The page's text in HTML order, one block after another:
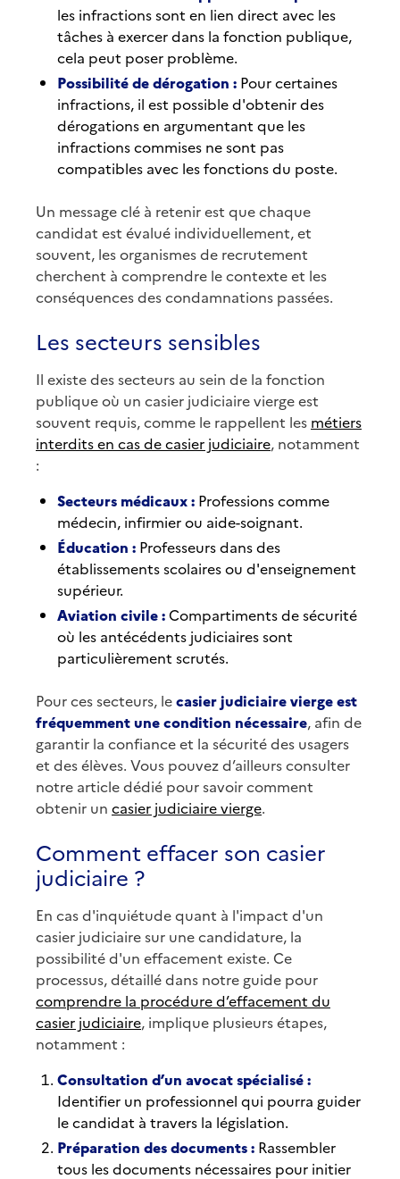
les infractions sont en lien direct avec les
tâches à exercer dans la fonction publique,
cela peut poser problème.
Possibilité de dérogation : Pour certaines
infractions, il est possible d'obtenir des
dérogations en argumentant que les
infractions commises ne sont pas
compatibles avec les fonctions du poste.
Un message clé à retenir est que chaque
candidat est évalué individuellement, et
souvent, les organismes de recrutement
cherchent à comprendre le contexte et les
conséquences des condamnations passées.
Les secteurs sensibles
Il existe des secteurs au sein de la fonction
publique où un casier judiciaire vierge est
souvent requis, comme le rappellent les métiers
interdits en cas de casier judiciaire, notamment
:
Secteurs médicaux : Professions comme
médecin, infirmier ou aide-soignant.
Éducation : Professeurs dans des
établissements scolaires ou d'enseignement
supérieur.
Aviation civile :Compartiments de sécurité
où les antécédents judiciaires sont
particulièrement scrutés.
Pour ces secteurs, lecasier judiciaire vierge est
fréquemment une condition nécessaire, afin de
garantir la confiance et la sécurité des usagers
et des élèves. Vous pouvez d’ailleurs consulter
notre article dédié pour savoir comment
obtenir un casier judiciaire vierge.
Comment effacer son casier
judiciaire ?
En cas d'inquiétude quant à l'impact d'un
casier judiciaire sur une candidature, la
possibilité d'un effacement existe. Ce
processus, détaillé dans notre guide pour
comprendre la procédure d’effacement du
casier judiciaire, implique plusieurs étapes,
notamment :
Consultation d’un avocat spécialisé :
Identifier un professionnel qui pourra guider
le candidat à travers la législation.
Préparation des documents : Rassembler
tous les documents nécessaires pour initier